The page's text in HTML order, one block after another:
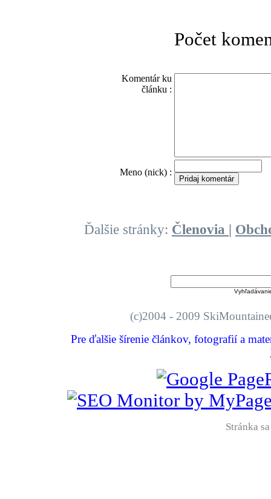
Počet
Komentár ku
článku :
Meno (nick) :
Ďalšie stránky: Členovia |
(c)2004 - 2009
Pre ďalšie šírenie článkov, fotografií a
Stránka